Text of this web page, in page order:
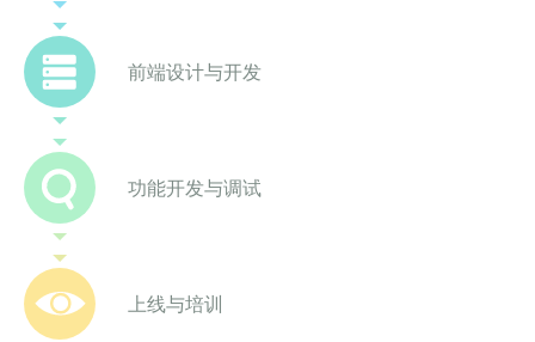
前端设计与开发
功能开发与调试
上线与培训